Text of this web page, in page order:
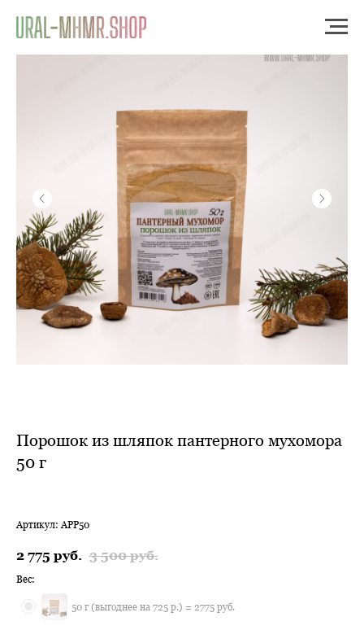
Порошок из шляпок пантерного мухомора
50 г
Артикул:APP50
2 775 руб. 3 500 руб.
Вес:
50 г (выгоднее на 725 р.) = 2775 руб.